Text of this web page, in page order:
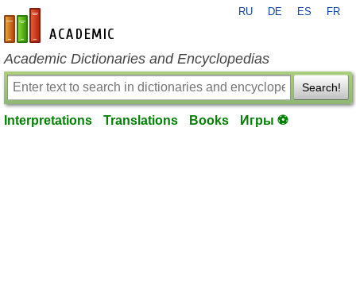
en-academic.com
RU DE ES FR
Academic Dictionaries and Encyclopedias
Search!
Interpretations Translations Books Игры ⚽